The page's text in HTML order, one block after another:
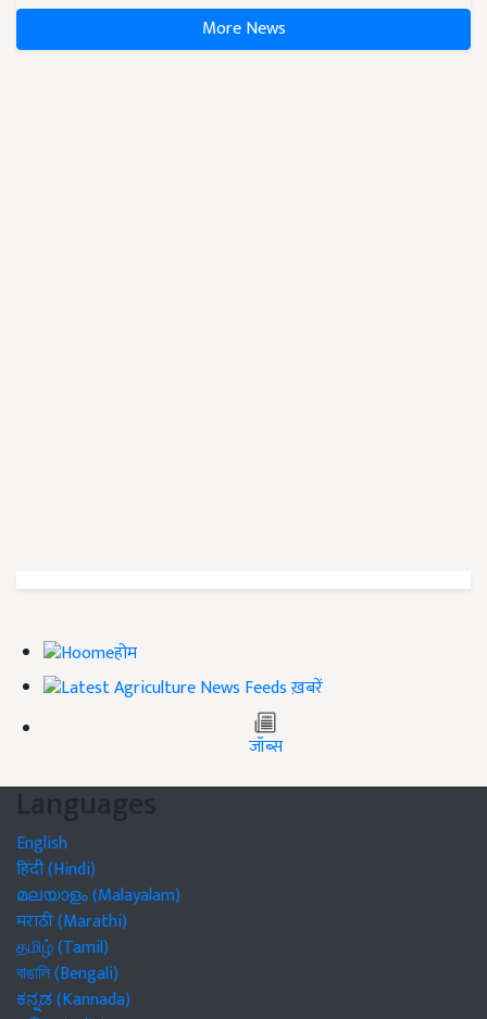
More News
होम
ख़बरें
जॉब्स
Languages
English
हिंदी (Hindi)
മലയാളം (Malayalam)
मराठी (Marathi)
தமிழ் (Tamil)
বাঙালি (Bengali)
ಕನ್ನಡ (Kannada)